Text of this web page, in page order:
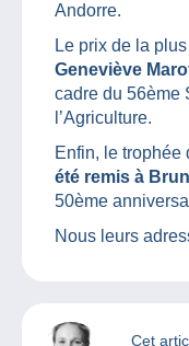
Andorre.
Le prix de la
Geneviève
cadre du 56ème
l’Agriculture.
Enfin, le trophée
été remis à
50ème
Nous leurs
Cet